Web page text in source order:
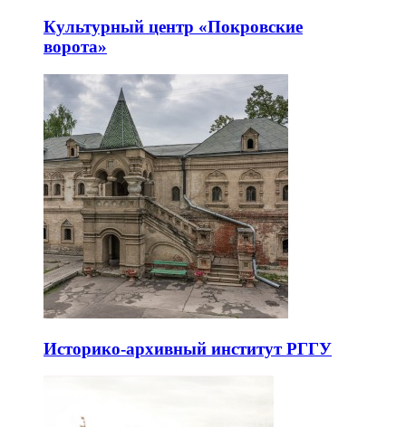
Культурный центр «Покровские
ворота»
Историко-архивный институт РГГУ